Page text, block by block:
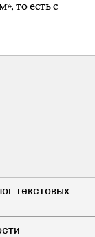
то есть с
текстовых